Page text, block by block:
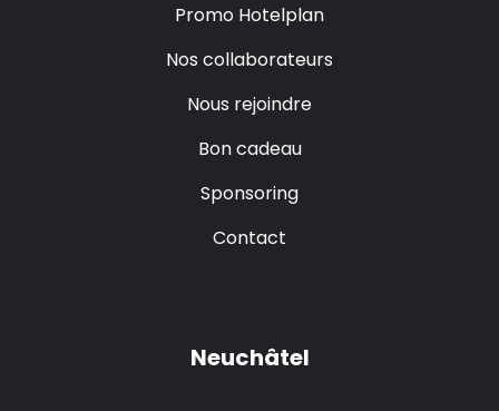
Promo Hotelplan
Nos collaborateurs
Nous rejoindre
Bon cadeau
Sponsoring
Contact
Neuchâtel